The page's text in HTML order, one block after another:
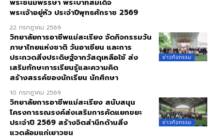
พระชนมพรรษา พระบาทสมเด็จ
พระเจ้าอยู่หัว ประจำปีพุทธศักราช 2569
22 กรกฎาคม 2569
ข่าวกิจกรรม
วิทยาลัยการอาชีพแม่สะเรียง จัดกิจกรรมวัน
ภาษาไทยแห่งชาติ วันอาเซียน และการ
ประกวดสิ่งประดิษฐ์จากวัสดุเหลือใช้ ส่ง
เสริมทักษะการเรียนรู้และความคิด
สร้างสรรค์ของนักเรียน นักศึกษา
10 กรกฎาคม 2569
ข่าวกิจกรรม
วิทยาลัยการอาชีพแม่สะเรียง สนับสนุน
โครงการรณรงค์ส่งเสริมการคัดแยกขยะ
ประจำปี 2569 สร้างจิตสำนึกด้านสิ่ง
แวดล้อมแก่เยาวชน